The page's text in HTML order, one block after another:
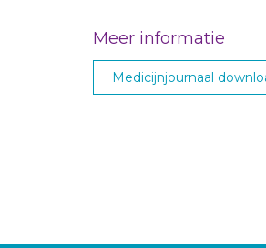
Meer informatie
Medicijnjournaal